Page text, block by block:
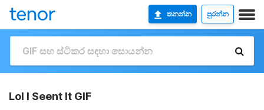
තනන්න පුරන්න
Lol I Seent It GIF